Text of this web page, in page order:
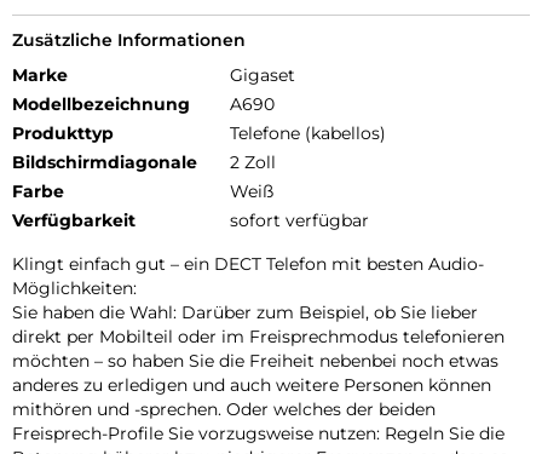
Zusätzliche Informationen
Marke
Gigaset
Modellbezeichnung
A690
Produkttyp
Telefone (kabellos)
Bildschirmdiagonale
2 Zoll
Farbe
Weiß
Verfügbarkeit
sofort verfügbar
Klingt einfach gut – ein DECT Telefon mit besten Audio-
Möglichkeiten:
Sie haben die Wahl: Darüber zum Beispiel, ob Sie lieber
direkt per Mobilteil oder im Freisprechmodus telefonieren
möchten – so haben Sie die Freiheit nebenbei noch etwas
anderes zu erledigen und auch weitere Personen können
mithören und -sprechen. Oder welches der beiden
Freisprech-Profile Sie vorzugsweise nutzen: Regeln Sie die